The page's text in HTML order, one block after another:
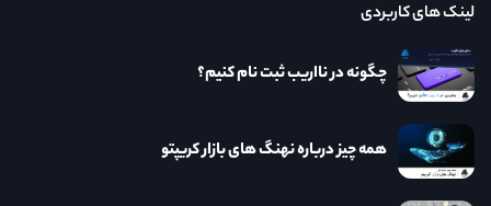
لینک های کاربردی
چگونه در نااریب ثبت نام کنیم؟
همه چیز درباره نهنگ های بازار کریپتو